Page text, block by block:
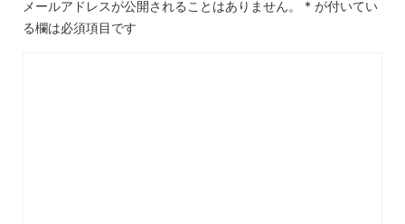
メールアドレスが公開されることはありません。 * が付いてい
る欄は必須項目です